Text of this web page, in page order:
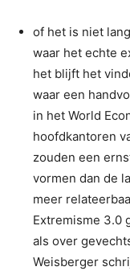
of het is niet
waar het echte
het blijft het
waar een
in het World
hoofdkantoren
zouden een
vormen dan de
meer
Extremisme 3.0
als over
Weisberger